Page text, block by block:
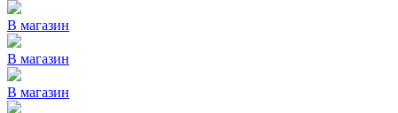
В магазин
В магазин
В магазин